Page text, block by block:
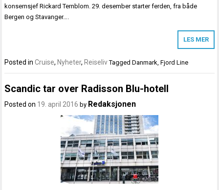
konsernsjef Rickard Ternblom. 29. desember starter ferden, fra både
Bergen og Stavanger….
LES MER
Posted inCruise, Nyheter, Reiseliv TaggedDanmark,Fjord Line
Scandic tar over Radisson Blu-hotell
Posted on 19. april 2016 by Redaksjonen